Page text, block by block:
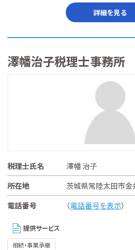
詳細を見る
澤幡治子税理士事務所
税理士氏名
澤幡 治子
所在地
茨城県常陸太田市金
電話番号
（電話番号を表示）
提供サービス
相続・事業承継